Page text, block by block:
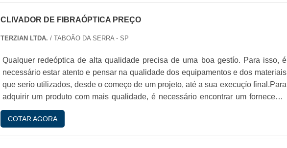
CLIVADOR DE FIBRAÓPTICA PREÇO
TERZIAN LTDA. / TABOÃO DA SERRA - SP
Qualquer redeóptica de alta qualidade precisa de uma boa gestío. Para isso, é
necessário estar atento e pensar na qualidade dos equipamentos e dos materiais
que serío utilizados, desde o começo de um projeto, até a sua execuçío final.Para
adquirir um produto com mais qualidade, é necessário encontrar um fornecedor
ou fabricante especializado. Para isso, em vez de buscar na internet por termos
como clivador de fibraóptica preço
COTAR AGORA